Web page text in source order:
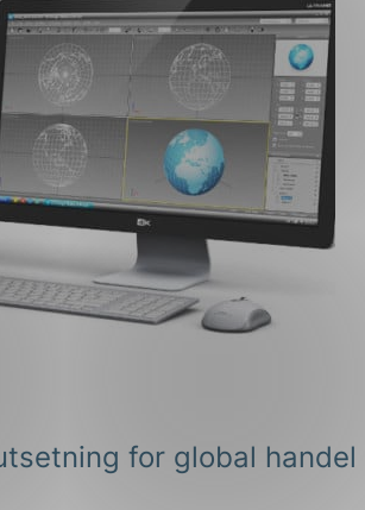
for global handel